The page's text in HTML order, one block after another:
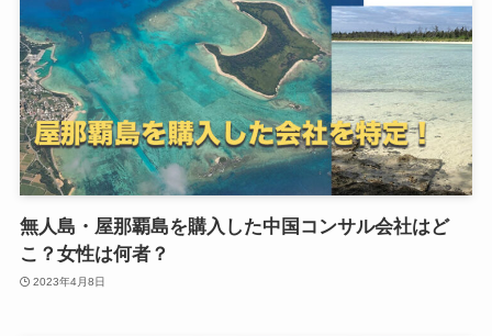
無人島・屋那覇島を購入した中国コンサル会社はど
こ？女性は何者？
2023年4月8日